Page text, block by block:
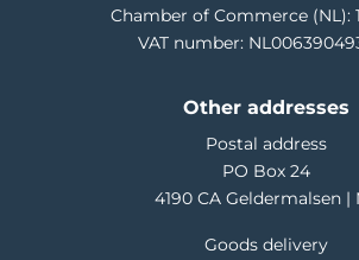
Chamber of Commerce (NL):
VAT number:
Other addresses
Postal address
PO Box 24
4190 CA Geldermalsen |
Goods delivery